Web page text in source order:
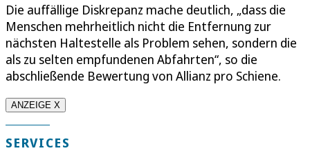
Die auffällige Diskrepanz mache deutlich, „dass die
Menschen mehrheitlich nicht die Entfernung zur
nächsten Haltestelle als Problem sehen, sondern die
als zu selten empfundenen Abfahrten“, so die
abschließende Bewertung von Allianz pro Schiene.
ANZEIGE X
SERVICES